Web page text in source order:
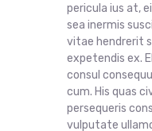
pericula ius at,
sea inermis
vitae hendrerit
expetendis ex.
consul
cum. His quas
persequeris
vulputate